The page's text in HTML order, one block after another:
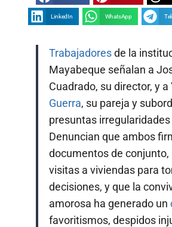
LinkedIn WhatsApp
Trabajadoresde la
Mayabeque señalan a
Cuadrado, su director, y a
Guerra, su pareja y
presuntas
Denuncian que ambos
documentos de conjunto,
visitas a viviendas para
decisiones, y que la
amorosa ha generado un
favoritismos, despidos